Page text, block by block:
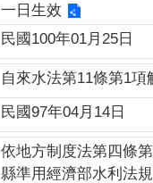
一日生效
民國100年01月25日
自來水法第11條第1項
民國97年04月14日
依地方制度法第四條
縣準用經濟部水利法